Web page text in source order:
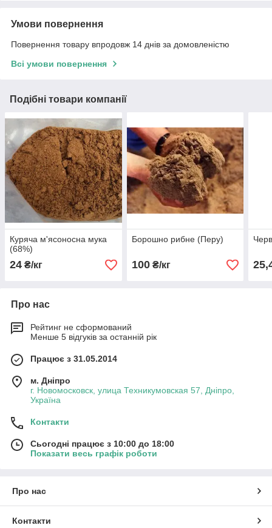
Умови повернення
Повернення товару впродовж 14 днів за домовленістю
Всі умови повернення
Подібні товари компанії
Куряча м'ясоносна мука
(68%)
24 ₴/кг
Борошно рибне (Перу)
100₴/кг
Про нас
Рейтинг не сформований
Менше 5 відгуків за останній рік
Працює з 31.05.2014
м. Дніпро
г. Новомосковск, улица Техникумовская 57, Дніпро,
Україна
Контакти
Сьогодні працює з 10:00 до 18:00
Показати весь графік роботи
Про нас
Контакти